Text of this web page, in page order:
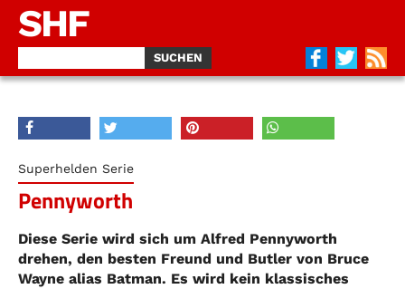
SHF
Superhelden Serie
Pennyworth
Diese Serie wird sich um Alfred Pennyworth
drehen, den besten Freund und Butler von Bruce
Wayne alias Batman. Es wird kein klassisches